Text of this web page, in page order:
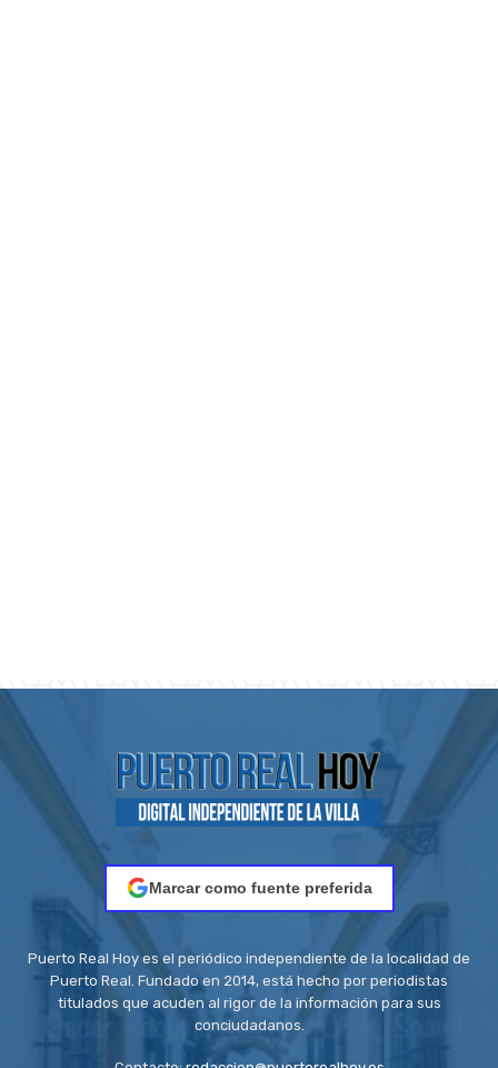
Marcar como fuente preferida
Puerto Real Hoy es el periódico independiente de la localidad de
Puerto Real. Fundado en 2014, está hecho por periodistas
titulados que acuden al rigor de la información para sus
conciudadanos.